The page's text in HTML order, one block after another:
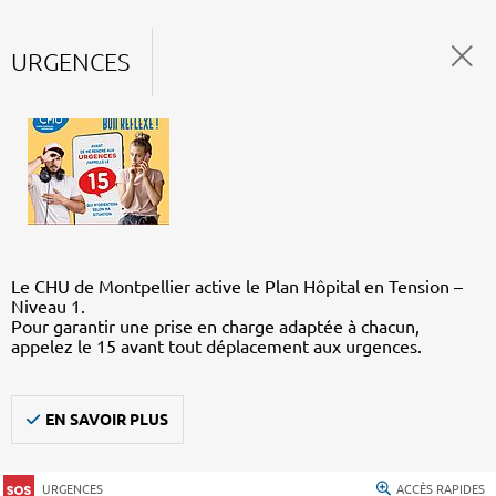
URGENCES
Le CHU de Montpellier active le Plan Hôpital en Tension –
Niveau 1.
Pour garantir une prise en charge adaptée à chacun,
appelez le 15 avant tout déplacement aux urgences.
EN SAVOIR PLUS
URGENCES ACCÈS RAPIDES